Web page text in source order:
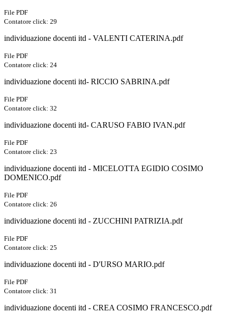
File PDF
Contatore click: 29
individuazione docenti itd - VALENTI CATERINA.pdf
File PDF
Contatore click: 24
individuazione docenti itd- RICCIO SABRINA.pdf
File PDF
Contatore click: 32
individuazione docenti itd- CARUSO FABIO IVAN.pdf
File PDF
Contatore click: 23
individuazione docenti itd - MICELOTTA EGIDIO COSIMO
DOMENICO.pdf
File PDF
Contatore click: 26
individuazione docenti itd - ZUCCHINI PATRIZIA.pdf
File PDF
Contatore click: 25
individuazione docenti itd - D'URSO MARIO.pdf
File PDF
Contatore click: 31
individuazione docenti itd - CREA COSIMO FRANCESCO.pdf